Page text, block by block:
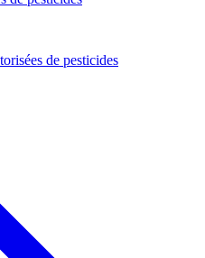
de pesticides